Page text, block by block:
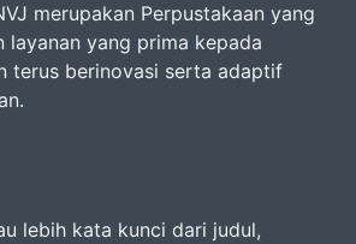
merupakan Perpustakaan yang
layanan yang prima kepada
terus berinovasi serta adaptif
lebih kata kunci dari judul,